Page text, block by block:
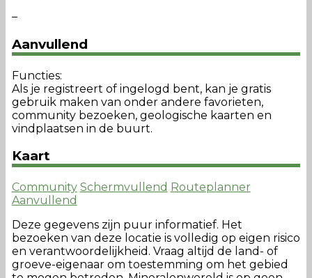
–
Aanvullend
Functies:
Als je registreert of ingelogd bent, kan je gratis
gebruik maken van onder andere favorieten,
community bezoeken, geologische kaarten en
vindplaatsen in de buurt.
Kaart
Community Schermvullend Routeplanner
Aanvullend
Deze gegevens zijn puur informatief. Het
bezoeken van deze locatie is volledig op eigen risico
en verantwoordelijkheid. Vraag altijd de land- of
groeve-eigenaar om toestemming om het gebied